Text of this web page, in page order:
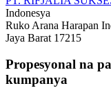
Indonesya
Ruko Arana Harapan
Jaya Barat 17215
Propesyonal na
kumpanya